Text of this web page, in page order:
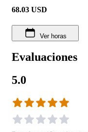
68.03 USD
Ver horas
Evaluaciones
5.0